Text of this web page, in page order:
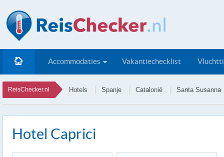
Accommodaties Vakantiechecklist
ReisChecker.nl Hotels Spanje Catalonië Santa Susanna
Hotel Caprici